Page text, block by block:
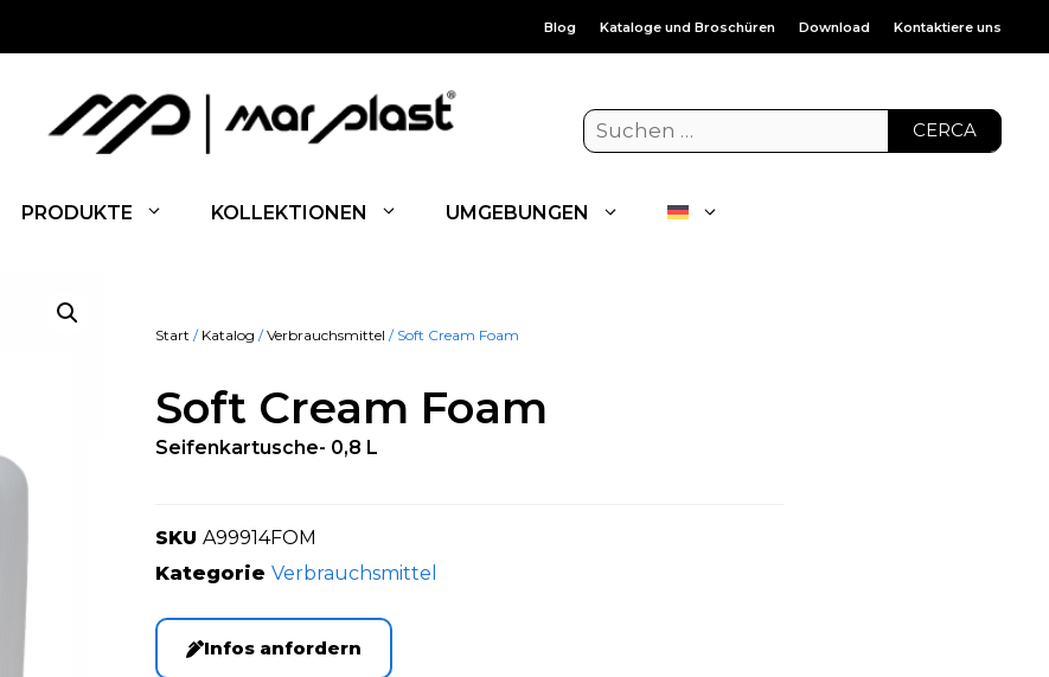
Blog Kataloge und Broschüren Download Kontaktiere uns
CERCA
PRODUKTE KOLLEKTIONEN UMGEBUNGEN
Start / Katalog /Verbrauchsmittel / Soft Cream Foam
Soft Cream Foam
Seifenkartusche- 0,8 L
SKU A99914FOM
Kategorie Verbrauchsmittel
Infos anfordern